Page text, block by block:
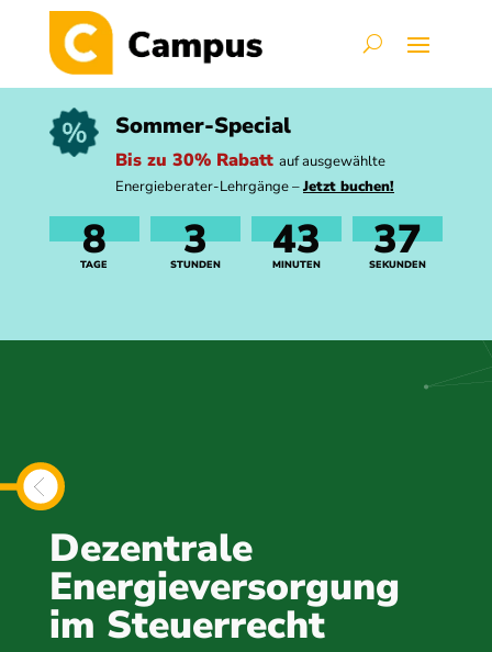
Sommer-Special
Bis zu 30% Rabatt auf ausgewählte
Energieberater-Lehrgänge –Jetzt buchen!
8
TAGE 3
STUNDEN 43
MINUTEN 36
SEKUNDEN
Dezentrale
Energieversorgung
im Steuerrecht